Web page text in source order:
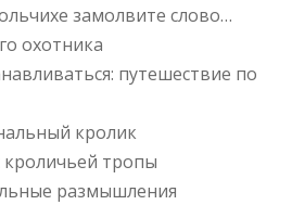
замолвите слово…
охотника
путешествие по
кролик
кроличьей тропы
размышления